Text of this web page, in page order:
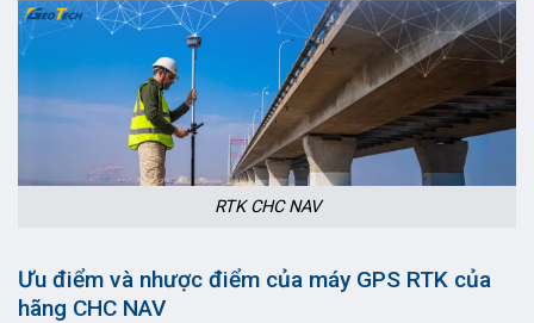
RTK CHC NAV
Ưu điểm và nhược điểm của máy GPS RTK của
hãng CHC NAV